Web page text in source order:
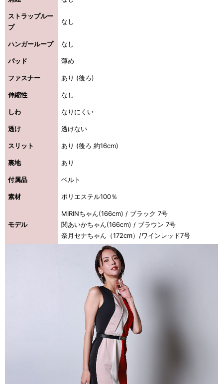
ストラップルー
プ
なし
ハンガーループ なし
パッド 薄め
ファスナー あり (後ろ)
伸縮性 なし
しわ なりにくい
透け 透けない
スリット あり (後ろ 約16cm)
裏地 あり
付属品 ベルト
素材 ポリエステル100％
モデル
MIRINちゃん(166cm) / ブラック 7号
関あいかちゃん(166cm) / ブラウン 7号
奈月セナちゃん（172cm）/ワインレッド7号